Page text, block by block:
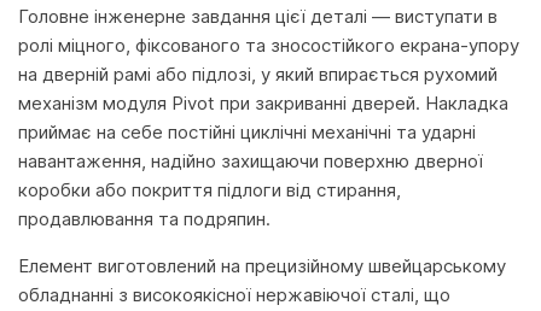
Головне інженерне завдання цієї деталі — виступати в
ролі міцного, фіксованого та зносостійкого екрана-упору
на дверній рамі або підлозі, у який впирається рухомий
механізм модуля Pivot при закриванні дверей. Накладка
приймає на себе постійні циклічні механічні та ударні
навантаження, надійно захищаючи поверхню дверної
коробки або покриття підлоги від стирання,
продавлювання та подряпин.
Елемент виготовлений на прецизійному швейцарському
обладнанні з високоякісної нержавіючої сталі, що